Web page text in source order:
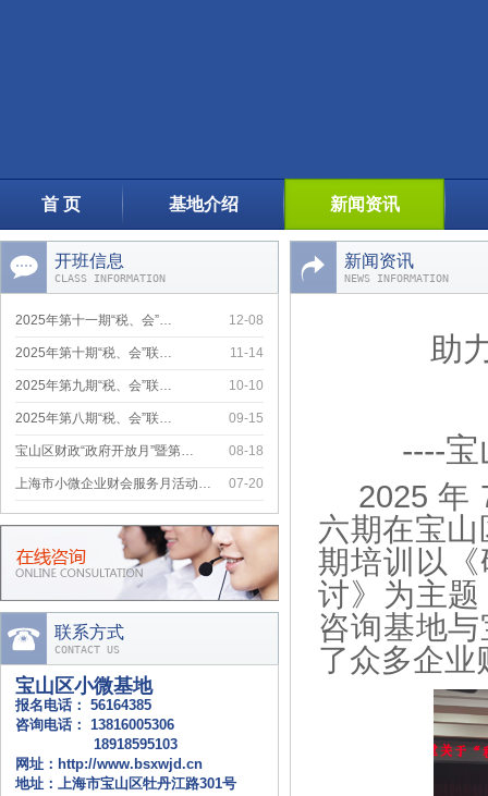
首 页 基地介绍 新闻资讯
开班信息
CLASS INFORMATION
2025年第四期“税、会”联…
小微课堂--《民间非营利组织… 06-12
2025年第五期“税会”联训… 05-27
2025年第四期“税、会”联… 05-13
2025年第十一期“税、会”…
2025年第十期“税、会”联… 11-14
2025年第九期“税、会”联…
2025年第八期“税、会”联…
宝山区财政“政府开放月”暨第…
联系方式
CONTACT US
宝山区小微基地
报名电话： 56164385
咨询电话： 13816005306
18918595103
网址： http://www.bsxwjd.cn
地址：上海市宝山区牡丹江路301号
新闻资讯
NEWS INFORMATION
助
----宝
2025年
六期在宝
期培训以
讨》为主
咨询基地
了众多企业